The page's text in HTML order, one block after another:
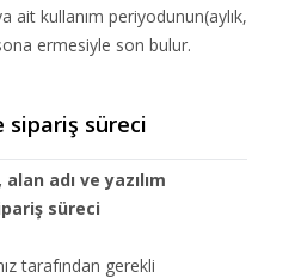
ait kullanım periyodunun(aylık,
ermesiyle son bulur.
süreci
adı ve yazılım
süreci
tarafından gerekli